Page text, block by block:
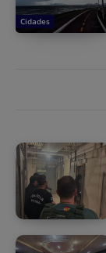
Cidades